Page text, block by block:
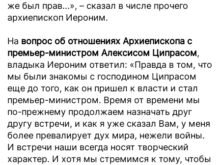
же был прав...», – сказал в числе прочего
архиепископ Иероним.
На вопрос об отношениях Архиепископа с
премьер-министром Алексисом Ципрасом,
владыка Иероним ответил: «Правда в том, что
мы были знакомы с господином Ципрасом
еще до того, как он пришел к власти и стал
премьер-министром. Время от времени мы
по-прежнему продолжаем назначать друг
другу встречи, и как я уже сказал Вам, у меня
более превалирует дух мира, нежели войны.
И встречи наши всегда носят творческий
характер. И хотя мы стремимся к тому, чтобы